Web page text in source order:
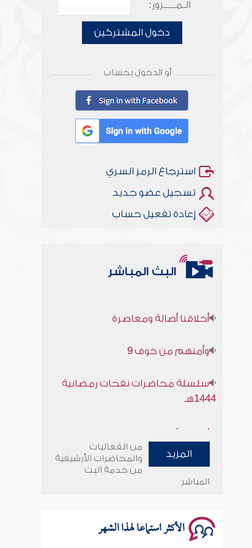
الـمـــــرور:
دخول المشتركين
أو الدخول بحساب
استرجاع الرمز السري
تسجيل عضو جديد
إعادة تفعيل حساب
البث المباشر
1444هـ
وأمنهم من خوف 9
سلسلة محاضرات نفحات رمضانية
المزيد
من الفعاليات
والمحاضرات الأرشيفية
من خدمة البث
المباشر
الأكثر استماعا لهذا الشهر